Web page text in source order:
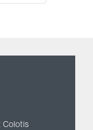
Colotis